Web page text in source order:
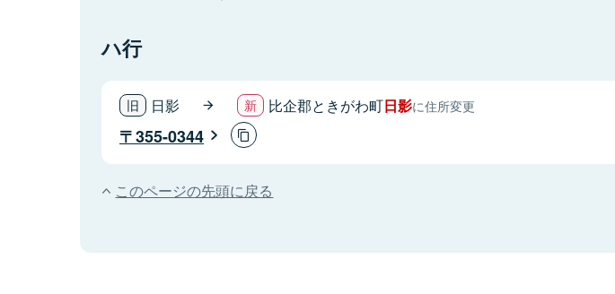
ハ行
日影 比企郡ときがわ町日影に住所変更
355-0344
このページの先頭に戻る